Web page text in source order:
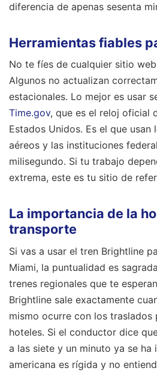
diferencia de apenas sesenta
Herramientas fiables
No te fíes de cualquier sitio
Algunos no actualizan
estacionales. Lo mejor es usar
Time.gov, que es el reloj oficial
Estados Unidos. Es el que
aéreos y las instituciones
milisegundo. Si tu trabajo
extrema, este es tu sitio de
La importancia de la
transporte
Si vas a usar el tren Brightline
Miami, la puntualidad es
trenes regionales que te
Brightline sale exactamente
mismo ocurre con los traslados
hoteles. Si el conductor dice
a las siete y un minuto ya se ha
americana es rígida y no